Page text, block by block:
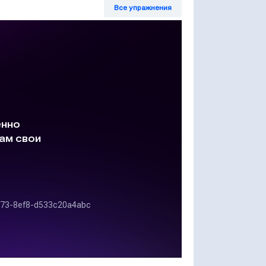
час на 26 км больше, чем за первый, а
Все упражнения